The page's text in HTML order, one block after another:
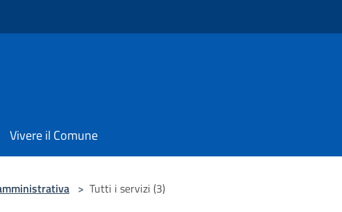
Vivere il Comune
> Tutti i servizi (3)